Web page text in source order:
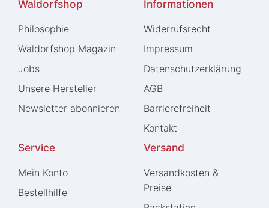
Waldorfshop
Philosophie
Waldorfshop Magazin
Jobs
Unsere Hersteller
Newsletter abonnieren
Informationen
Widerrufs­recht
Impressum
Daten­schutz­erklärung
AGB
Barrierefreiheit
Kontakt
Service
Mein Konto
Bestellhilfe
Versand
Versandkosten &
Preise